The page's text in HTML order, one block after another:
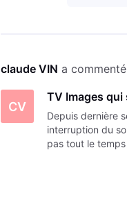
claude VIN a
CV
TV Images
Depuis dernière
interruption du
pas tout le